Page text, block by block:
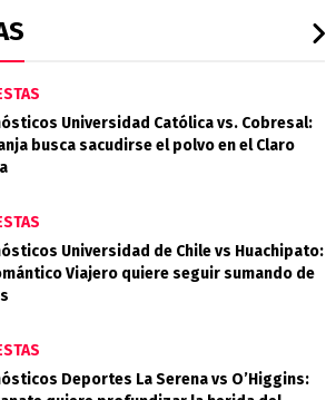
Universidad Católica vs. Cobresal:
busca sacudirse el polvo en el Claro
Universidad de Chile vs Huachipato:
Viajero quiere seguir sumando de
Deportes La Serena vs O’Higgins: